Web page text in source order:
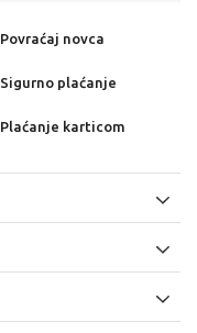
Povraćaj novca
Sigurno plaćanje
Plaćanje karticom